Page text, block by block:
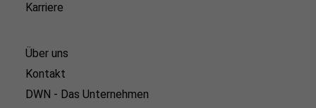
Karriere
Über uns
Kontakt
DWN - Das Unternehmen